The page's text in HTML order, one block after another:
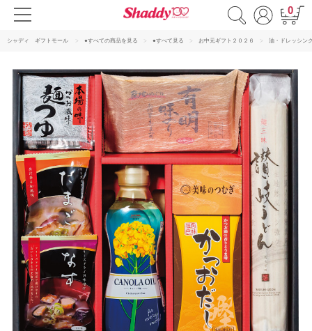
0
シャディ ギフトモール ●すべての商品を見る ●すべて見る お中元ギフト２０２６ 油・ドレッシン